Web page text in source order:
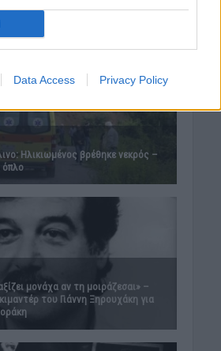
Data Access Privacy Policy